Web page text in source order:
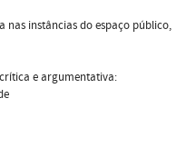
nas instâncias do espaço público,
e argumentativa: